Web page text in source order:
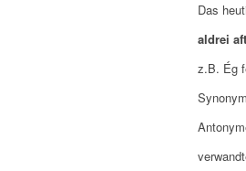
Das
aldrei
z.B. Ég